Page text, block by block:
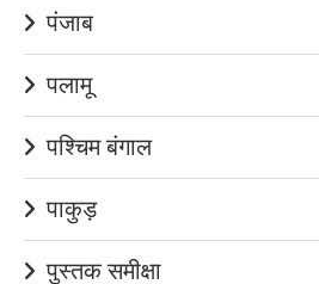
पंजाब
पलामू
पश्चिम बंगाल
पाकुड़
पुस्तक समीक्षा